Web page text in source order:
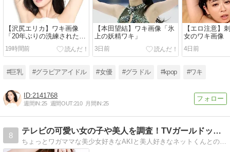
【沢尻エリカ】ワキ画像
「20年ぶりの洗練された
腋」
19時間前
【本田望結】ワキ画像「氷
上の妖精ワキ」
3日前
【エロ注意】
女のワキ画像
4日前
#巨乳 #グラビアアイドル #女優 #グラドル #kpop #ワキ
2141768
週間IN:25 週間OUT:210 月間IN:25
8
テレビの可愛い女の子や美人を調査！TVガールドットコム
ちょっとワガママな美少女好きなAKIと美人好きなネットくんとのやりとりで、テレビなどで見かけた美少女・美人の情報を紹介しています。